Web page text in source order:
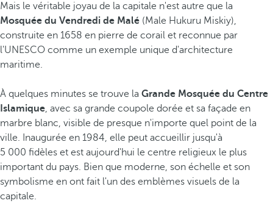
Mais le véritable joyau de la capitale n'est autre que la
Mosquée du Vendredi de Malé (Male Hukuru Miskiy),
construite en 1658 en pierre de corail et reconnue par
l'UNESCO comme un exemple unique d'architecture
maritime.
À quelques minutes se trouve la Grande Mosquée du Centre
Islamique, avec sa grande coupole dorée et sa façade en
marbre blanc, visible de presque n'importe quel point de la
ville. Inaugurée en 1984, elle peut accueillir jusqu'à
5 000 fidèles et est aujourd'hui le centre religieux le plus
important du pays. Bien que moderne, son échelle et son
symbolisme en ont fait l'un des emblèmes visuels de la
capitale.
e
l
'
o
c
a
n
I
n
d
i
e
n